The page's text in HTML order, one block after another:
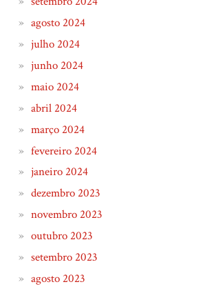
agosto 2024
julho 2024
junho 2024
maio 2024
abril 2024
março 2024
fevereiro 2024
janeiro 2024
dezembro 2023
novembro 2023
outubro 2023
setembro 2023
agosto 2023